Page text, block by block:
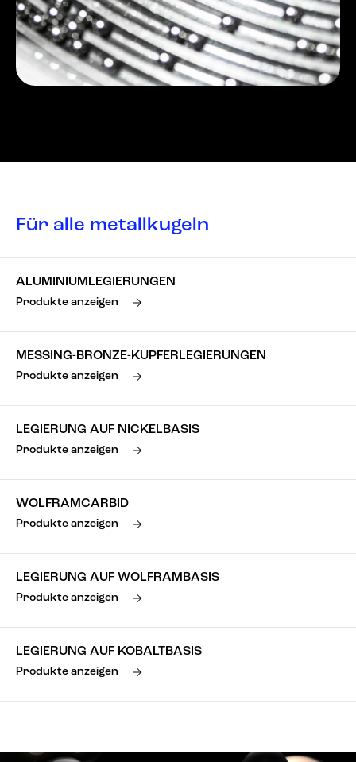
Für alle metallkugeln
ALUMINIUMLEGIERUNGEN
Produkte anzeigen
MESSING-BRONZE-KUPFERLEGIERUNGEN
Produkte anzeigen
LEGIERUNG AUF NICKELBASIS
Produkte anzeigen
WOLFRAMCARBID
Produkte anzeigen
LEGIERUNG AUF WOLFRAMBASIS
Produkte anzeigen
LEGIERUNG AUF KOBALTBASIS
Produkte anzeigen